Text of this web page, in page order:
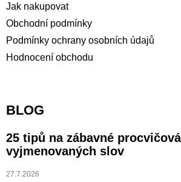
Jak nakupovat
Obchodní podmínky
Podmínky ochrany osobních údajů
Hodnocení obchodu
BLOG
25 tipů na zábavné
vyjmenovaných slov
27.7.2026